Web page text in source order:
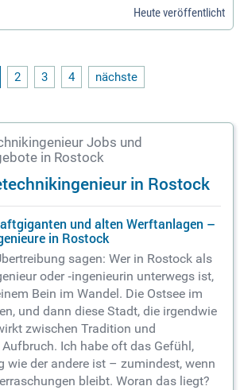
Heute veröffentlicht
2 3 4 nächste
Jobs und
in Rostock
in Rostock
und alten Werftanlagen –
in Rostock
sagen: Wer in Rostock als
oder ‑ingenieurin unterwegs ist,
Bein im Wandel. Die Ostsee im
und dann diese Stadt, die irgendwie
zwischen Tradition und
Ich habe oft das Gefühl,
wie der andere ist – zumindest, wenn
bleibt. Woran das liegt?